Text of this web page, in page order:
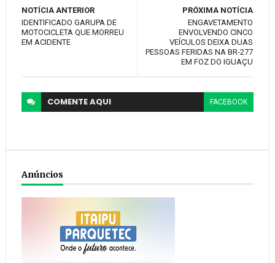
PRÓXIMA NOTÍCIA
ENGAVETAMENTO
ENVOLVENDO CINCO
VEÍCULOS DEIXA DUAS
PESSOAS FERIDAS NA BR-277
EM FOZ DO IGUAÇU
NOTÍCIA ANTERIOR
IDENTIFICADO GARUPA DE
MOTOCICLETA QUE MORREU
EM ACIDENTE
COMENTEAQUI FACEBOOK
Anúncios